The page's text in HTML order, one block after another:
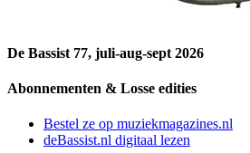
De Bassist 77, juli-aug-sept 2026
Abonnementen & Losse edities
Bestel ze op muziekmagazines.nl
deBassist.nl digitaal lezen